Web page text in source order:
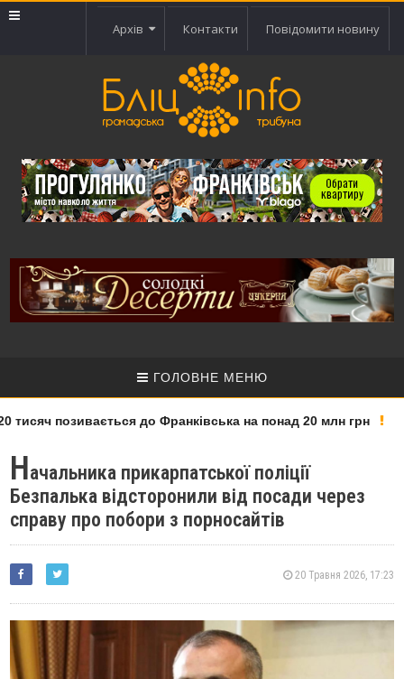
Архів Контакти Повідомити новину
ГОЛОВНЕ МЕНЮ
позивається до Франківська на понад 20 млн грн
Начальника прикарпатської поліції
Безпалька відсторонили від посади через
справу про побори з порносайтів
20 Травня 2026, 17:23